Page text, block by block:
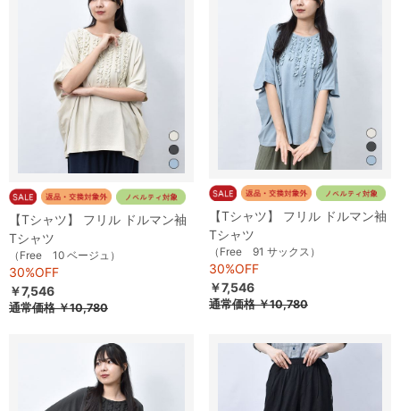
【Tシャツ】 フリル ドルマン袖
Tシャツ
（Free 10 ベージュ）
30%OFF
￥7,546
通常価格￥10,780
【Tシャツ】 フリル ドルマン袖
Tシャツ
（Free 91 サックス）
30%OFF
￥7,546
通常価格￥10,780